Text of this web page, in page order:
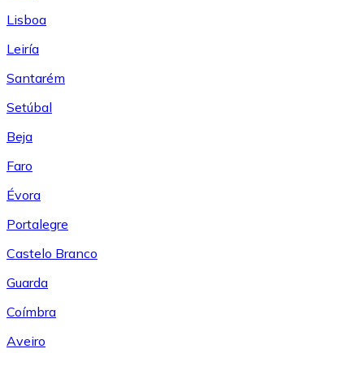
Lisboa
Leiría
Santarém
Setúbal
Beja
Faro
Évora
Portalegre
Castelo Branco
Guarda
Coímbra
Aveiro